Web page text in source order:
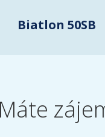
Biatlon 50SB
Máte